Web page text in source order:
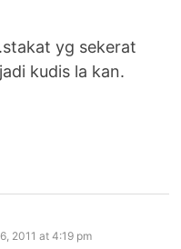
yg sekerat
kudis la kan.
2011 at 4:19 pm